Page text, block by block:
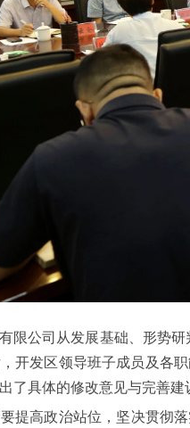
公司从发展基础、形势研
开发区领导班子成员及各
了具体的修改意见与完善建
高政治站位，坚决贯彻落